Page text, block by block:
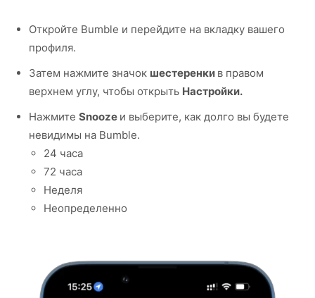
Откройте Bumble и перейдите на вкладку вашего
профиля.
Затем нажмите значок шестеренки в правом
верхнем углу, чтобы открыть Настройки.
Нажмите Snooze и выберите, как долго вы будете
невидимы на Bumble.
24 часа
72 часа
Неделя
Неопределенно